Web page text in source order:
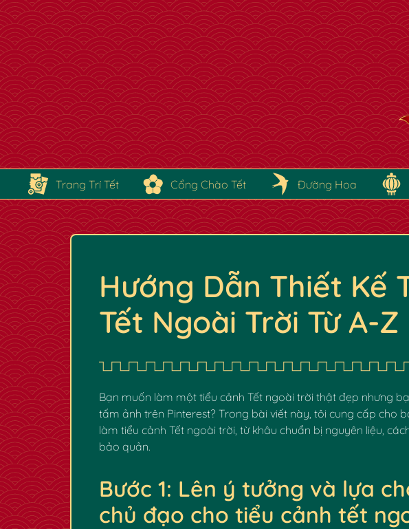
Trang Trí Tết Cổng Chào Tết Đường Hoa
Hướng Dẫn Thiết Kế
Tết Ngoài Trời Từ A-Z
Bạn muốn làm một tiểu cảnh Tết ngoài trời thật đẹp nhưng
tấm ảnh trên Pinterest? Trong bài viết này, tôi cung cấp cho
làm tiểu cảnh Tết ngoài trời, từ khâu chuẩn bị nguyên liệu,
bảo quản.
Bước 1: Lên ý tưởng và lựa
chủ đạo cho tiểu cảnh tết